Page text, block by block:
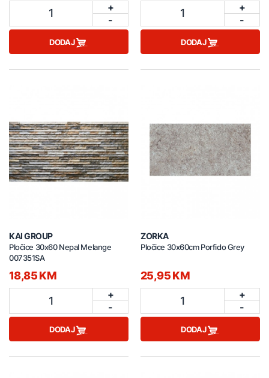
1
+
-
DODAJ
1
+
-
DODAJ
KAI GROUP
Pločice 30x60 Nepal Melange
007351SA
18,85 KM
1
+
-
DODAJ
ZORKA
Pločice 30x60cm Porfido Grey
25,95 KM
1
+
-
DODAJ